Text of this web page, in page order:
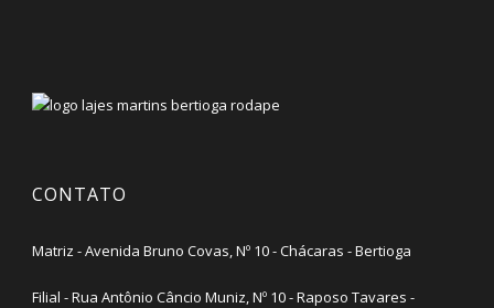
CONTATO
Matriz - Avenida Bruno Covas, Nº 10 - Chácaras - Bertioga
Filial - Rua Antônio Câncio Muniz, Nº 10 - Raposo Tavares -